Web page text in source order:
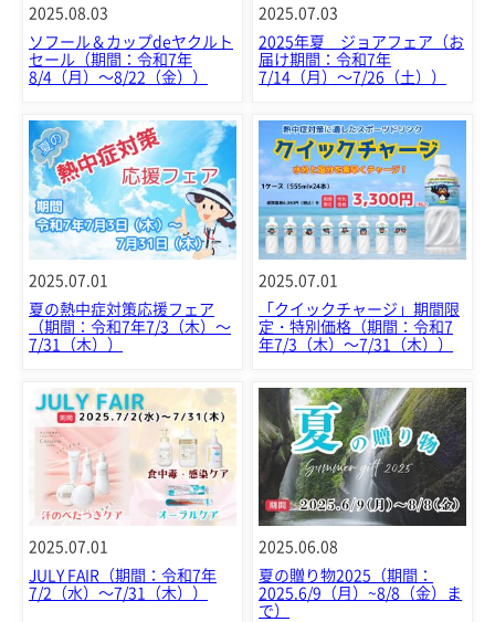
2025.08.03
ソフール＆カップdeヤクルト
セール（期間：令和7年
8/4（月）～8/22（金））
2025.07.03
2025年夏 ジョアフェア（お
届け期間：令和7年
7/14（月）～7/26（土））
2025.07.01
夏の熱中症対策応援フェア
（期間：令和7年7/3（木）～
7/31（木））
2025.07.01
「クイックチャージ」期間限
定・特別価格（期間：令和7
年7/3（木）～7/31（木））
2025.07.01
JULY FAIR（期間：令和7年
7/2（水）～7/31（木））
2025.06.08
夏の贈り物2025（期間：
2025.6/9（月）~8/8（金）ま
で）